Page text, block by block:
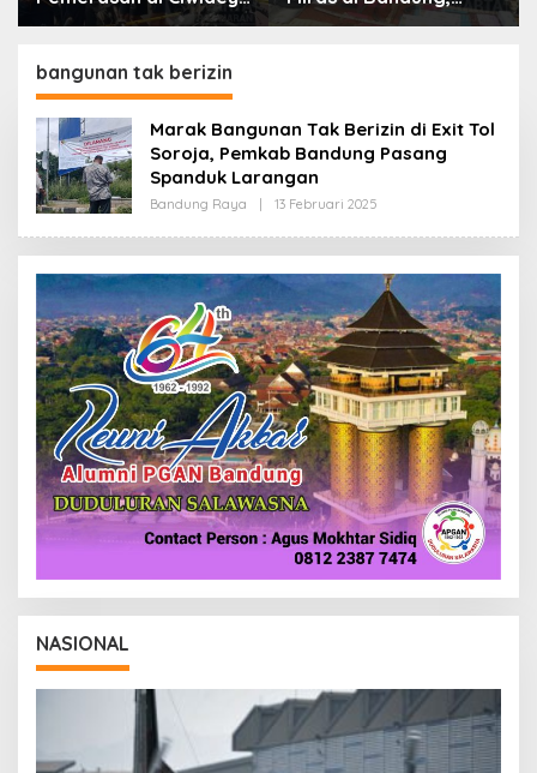
Polisi Tangkap Dua
Lebih dari Enam Ribu
bangunan tak berizin
Marak Bangunan Tak Berizin di Exit Tol
Soroja, Pemkab Bandung Pasang
Spanduk Larangan
Bandung Raya 13 Februari 2025
E
H
R
E
D
K
I
NASIONAL